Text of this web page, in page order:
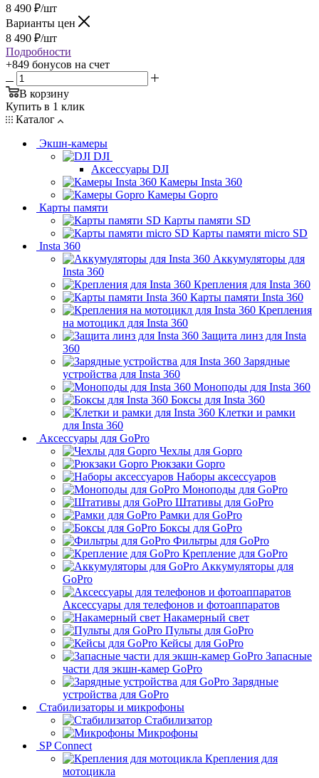
8 490 ₽/шт
Варианты цен
8 490 ₽/шт
Подробности
+849 бонусов на счет
В корзину
Купить в 1 клик
Каталог
Экшн-камеры
DJI
Аксессуары DJI
Камеры Insta 360
Камеры Gopro
Карты памяти
Карты памяти SD
Карты памяти micro SD
Insta 360
Аккумуляторы для
Insta 360
Крепления для Insta 360
Карты памяти Insta 360
Крепления
на мотоцикл для Insta 360
Защита линз для Insta
360
Зарядные
устройства для Insta 360
Моноподы для Insta 360
Боксы для Insta 360
Клетки и рамки
для Insta 360
Аксессуары для GoPro
Чехлы для Gopro
Рюкзаки Gopro
Наборы аксессуаров
Моноподы для GoPro
Штативы для GoPro
Рамки для GoPro
Боксы для GoPro
Фильтры для GoPro
Крепление для GoPro
Аккумуляторы для
GoPro
Аксессуары для телефонов и фотоаппаратов
Накамерный свет
Пульты для GoPro
Кейсы для GoPro
Запасные
части для экшн-камер GoPro
Зарядные
устройства для GoPro
Стабилизаторы и микрофоны
Стабилизатор
Микрофоны
SP Connect
Крепления для
мотоцикла